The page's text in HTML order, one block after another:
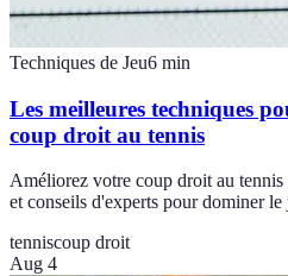
Techniques de Jeu6 min
Les meilleures techniques
coup droit au tennis
Améliorez votre coup droit au tennis
et conseils d'experts pour dominer le
tenniscoup droit
Aug 4